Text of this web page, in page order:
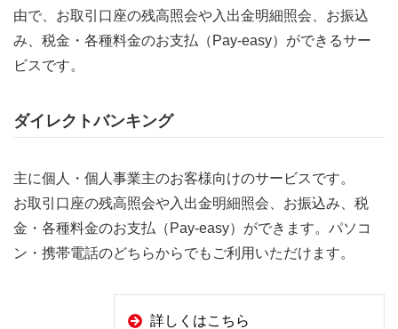
由で、お取引口座の残高照会や入出金明細照会、お振込
み、税金・各種料金のお支払（Pay-easy）ができるサー
ビスです。
ダイレクトバンキング
主に個人・個人事業主のお客様向けのサービスです。
お取引口座の残高照会や入出金明細照会、お振込み、税
金・各種料金のお支払（Pay-easy）ができます。パソコ
ン・携帯電話のどちらからでもご利用いただけます。
詳しくはこちら